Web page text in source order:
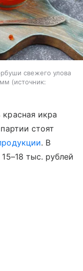
свежего улова
источник:
икра
стоят
. В
тыс. рублей